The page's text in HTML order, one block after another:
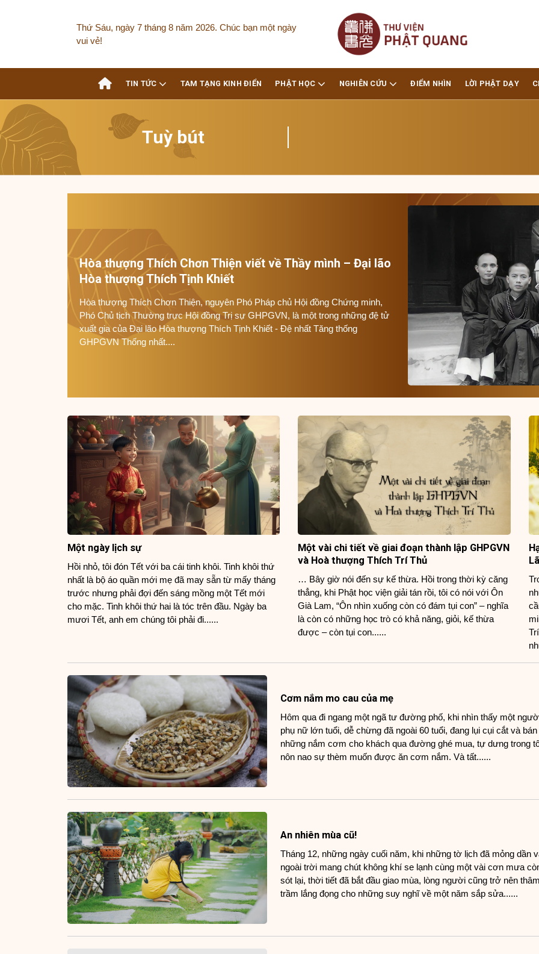
Thứ Sáu, ngày 7 tháng 8 năm 2026. Chúc bạn một ngày
vui vẻ!
TIN TỨC TAM TẠNG KINH ĐIỂN PHẬT HỌC NGHIÊN CỨU ĐIỂM NHÌN LỜI PHẬT DẠY
Tuỳ bút
Hòa thượng Thích Chơn Thiện viết về Thầy mình – Đại lão
Hòa thượng Thích Tịnh Khiết
Hòa thượng Thích Chơn Thiện, nguyên Phó Pháp chủ Hội đồng Chứng minh,
Phó Chủ tịch Thường trực Hội đồng Trị sự GHPGVN, là một trong những đệ tử
xuất gia của Đại lão Hòa thượng Thích Tịnh Khiết - Đệ nhất Tăng thống
GHPGVN Thống nhất....
Một ngày lịch sự
Hồi nhỏ, tôi đón Tết với ba cái tinh khôi. Tinh khôi thứ
nhất là bộ áo quần mới mẹ đã may sẵn từ mấy tháng
trước nhưng phải đợi đến sáng mồng một Tết mới
cho mặc. Tinh khôi thứ hai là tóc trên đầu. Ngày ba
mươi Tết, anh em chúng tôi phải đi......
Một vài chi tiết về giai đoạn thành lập GHPGVN
và Hoà thượng Thích Trí Thủ
… Bây giờ nói đến sự kế thừa. Hồi trong thời kỳ căng
thẳng, khi Phật học viện giải tán rồi, tôi có nói với Ôn
Già Lam, “Ôn nhìn xuống còn có đám tụi con” – nghĩa
là còn có những học trò có khả năng, giỏi, kế thừa
được – còn tụi con......
Cơm nắm mo cau của mẹ
Hôm qua đi ngang một ngã tư đường phố, khi nhìn thấy một
phụ nữ lớn tuổi, dễ chừng đã ngoài 60 tuổi, đang lụi cụi cắt và bán
những nắm cơm cho khách qua đường ghé mua, tự dưng trong
nôn nao sự thèm muốn được ăn cơm nắm. Và tất......
An nhiên mùa cũ!
Tháng 12, những ngày cuối năm, khi những tờ lịch đã mỏng dần
ngoài trời mang chút không khí se lạnh cùng một vài cơn mưa
sót lại, thời tiết đã bắt đầu giao mùa, lòng người cũng trở nên thâm
trầm lắng đọng cho những suy nghĩ về một năm sắp sửa......